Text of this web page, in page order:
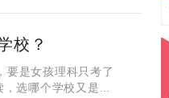
校？
要是女孩理科只考了
选哪个学校又是个